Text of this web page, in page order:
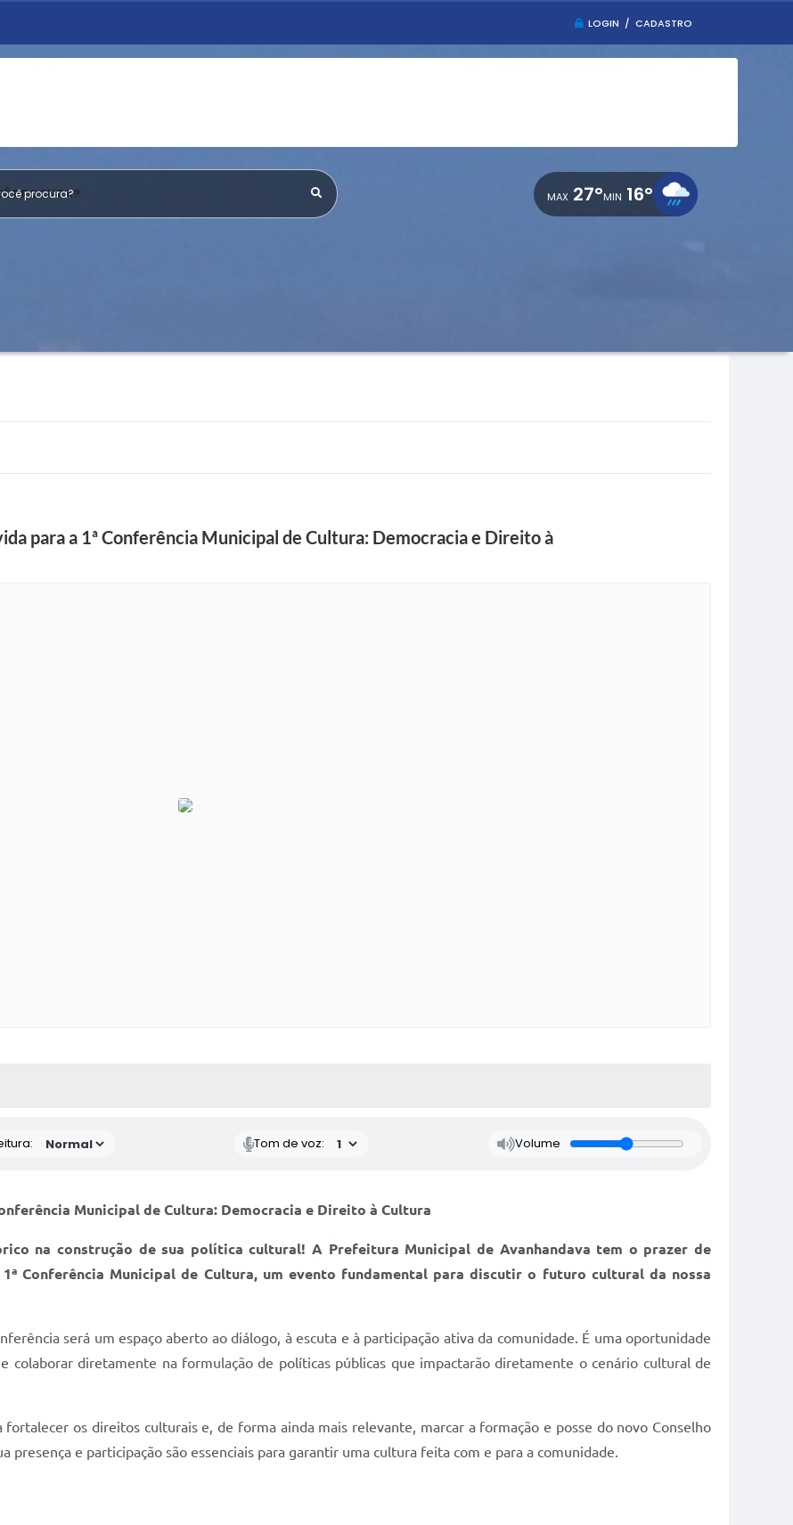
LOGIN / CADASTRO
PROCURA? 27° 16°
para a 1ª Conferência Municipal de Cultura: Democracia e Direito à
Tom de voz: Volume
Municipal de Cultura: Democracia e Direito à Cultura
na construção de sua política cultural! A Prefeitura Municipal de Avanhandava tem o prazer de
Conferência Municipal de Cultura, um evento fundamental para discutir o futuro cultural da nossa
será um espaço aberto ao diálogo, à escuta e à participação ativa da comunidade. É uma oportunidade
colaborar diretamente na formulação de políticas públicas que impactarão diretamente o cenário cultural de
os direitos culturais e, de forma ainda mais relevante, marcar a formação e posse do novo Conselho
presença e participação são essenciais para garantir uma cultura feita com e para a comunidade.